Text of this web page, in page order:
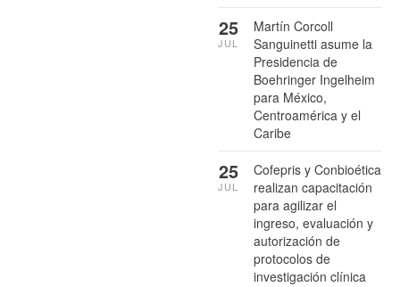
Martín Corcoll
Sanguinetti asume la
Presidencia de
Boehringer Ingelheim
para México,
Centroamérica y el
Caribe
25
JUL
Cofepris y Conbioética
realizan capacitación
para agilizar el
ingreso, evaluación y
autorización de
protocolos de
investigación clínica
25
JUL